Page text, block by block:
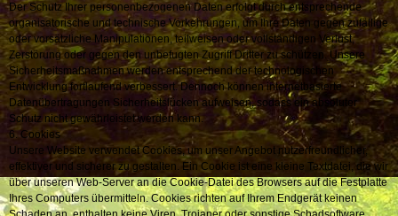
Der Schutz Ihrer personenbezogenen Daten erfolgt durch entsprechende
organisatorische und technische Vorkehrungen, um Ihre Daten gegen zufällige
oder vorsätzliche Manipulationen, teilweisen oder vollständigen Verlust,
Zerstörung oder gegen den unbefugten Zugriff Dritter zu schützen. Unsere
Sicherheitsmaßnahmen werden entsprechend der technologischen
Entwicklung fortlaufend verbessert. Dennoch können internetbasierte
Datenübertragungen Sicherheitslücken aufweisen, sodass ein absoluter
Schutz nicht gewährleistet werden kann.
6. Cookies
Unsere Website verwendet Cookies, um unser Angebot nutzerfreundlicher,
effektiver und sicherer zu gestalten. Ein Cookie ist eine kleine Textdatei, die wir
über unseren Web-Server an die Cookie-Datei des Browsers auf die Festplatte
Ihres Computers übermitteln. Cookies richten auf Ihrem Endgerät keinen